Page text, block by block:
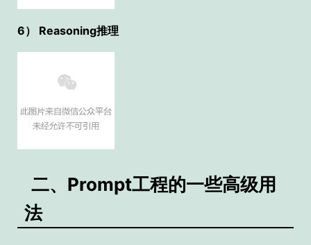
6） Reasoning推理
二、Prompt工程的一些高级用
法